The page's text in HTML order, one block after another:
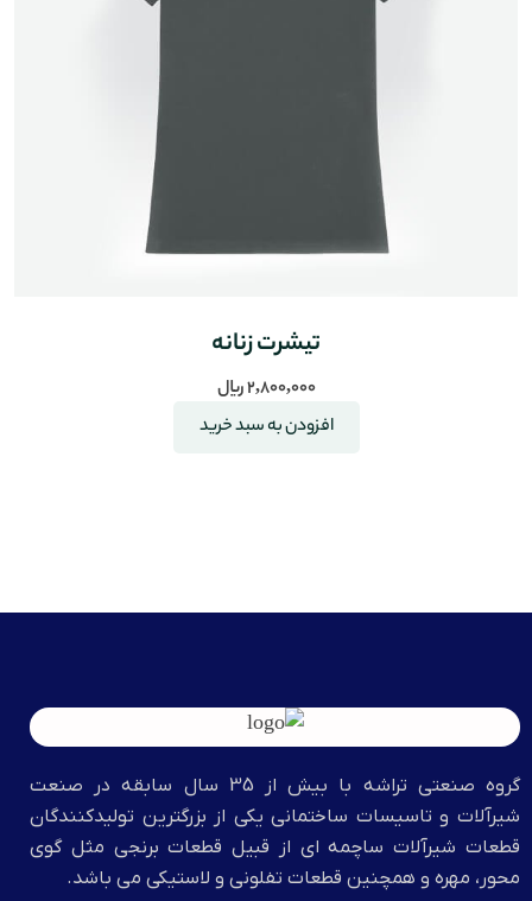
تیشرت زنانه
2,800,000﷼
افزودن به سبد خرید
گروه صنعتي تراشه با بيش از 35 سال سابقه در صنعت
شیرآلات و تاسیسات ساختمانی یکی از بزرگترین تولیدکنندگان
قطعات شیرآلات ساچمه ای از قبیل قطعات برنجی مثل گوی
محور، مهره و همچنین قطعات تفلونی و لاستیکی می باشد.